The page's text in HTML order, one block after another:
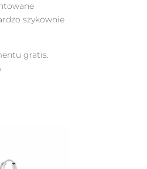
szykownie
gratis.